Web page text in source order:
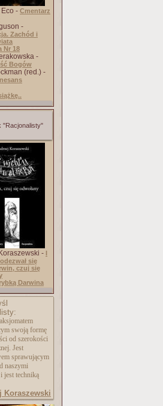
- Cmentarz
-
Zachód i
Nr 18
-
Bogów
(red.) -
"Racjonalisty"
- I
się
czuj się
Darwina
swoją formę
od szerokości
Jest
sprawującym
naszymi
jest techniką
Koraszewski